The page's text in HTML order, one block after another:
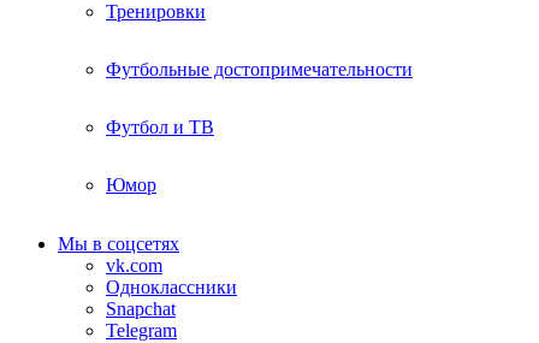
Тренировки
Футбольные достопримечательности
Футбол и ТВ
Юмор
Мы в соцсетях
vk.com
Одноклассники
Snapchat
Telegram